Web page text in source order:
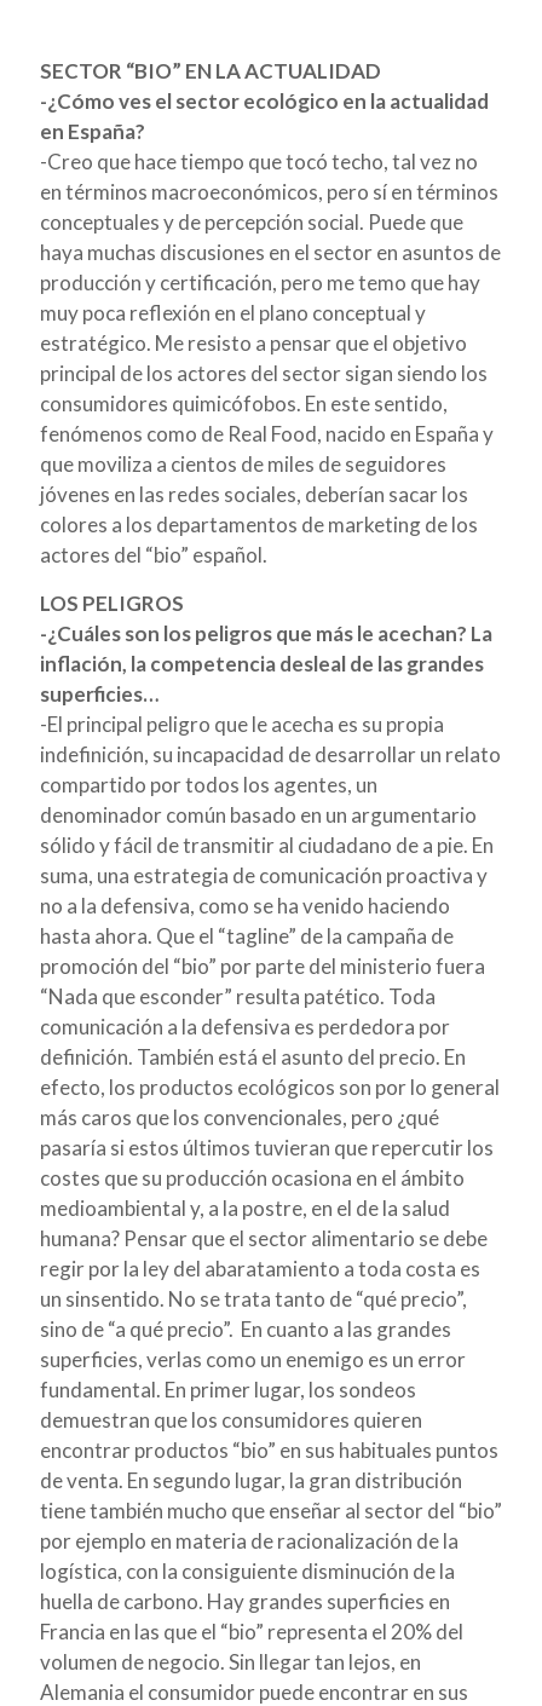
SECTOR “BIO” EN LA ACTUALIDAD
-¿Cómo ves el sector ecológico en la actualidad
en España?
-Creo que hace tiempo que tocó techo, tal vez no
en términos macroeconómicos, pero sí en términos
conceptuales y de percepción social. Puede que
haya muchas discusiones en el sector en asuntos de
producción y certificación, pero me temo que hay
muy poca reflexión en el plano conceptual y
estratégico. Me resisto a pensar que el objetivo
principal de los actores del sector sigan siendo los
consumidores quimicófobos. En este sentido,
fenómenos como de Real Food, nacido en España y
que moviliza a cientos de miles de seguidores
jóvenes en las redes sociales, deberían sacar los
colores a los departamentos de marketing de los
actores del “bio” español.
LOS PELIGROS
-¿Cuáles son los peligros que más le acechan? La
inflación, la competencia desleal de las grandes
superficies…
-El principal peligro que le acecha es su propia
indefinición, su incapacidad de desarrollar un relato
compartido por todos los agentes, un
denominador común basado en un argumentario
sólido y fácil de transmitir al ciudadano de a pie. En
suma, una estrategia de comunicación proactiva y
no a la defensiva, como se ha venido haciendo
hasta ahora. Que el “tagline” de la campaña de
promoción del “bio” por parte del ministerio fuera
“Nada que esconder” resulta patético. Toda
comunicación a la defensiva es perdedora por
definición. También está el asunto del precio. En
efecto, los productos ecológicos son por lo general
más caros que los convencionales, pero ¿qué
pasaría si estos últimos tuvieran que repercutir los
costes que su producción ocasiona en el ámbito
medioambiental y, a la postre, en el de la salud
humana? Pensar que el sector alimentario se debe
regir por la ley del abaratamiento a toda costa es
un sinsentido. No se trata tanto de “qué precio”,
sino de “a qué precio”. En cuanto a las grandes
superficies, verlas como un enemigo es un error
fundamental. En primer lugar, los sondeos
demuestran que los consumidores quieren
encontrar productos “bio” en sus habituales puntos
de venta. En segundo lugar, la gran distribución
tiene también mucho que enseñar al sector del “bio”
por ejemplo en materia de racionalización de la
logística, con la consiguiente disminución de la
huella de carbono. Hay grandes superficies en
Francia en las que el “bio” representa el 20% del
volumen de negocio. Sin llegar tan lejos, en
Alemania el consumidor puede encontrar en sus